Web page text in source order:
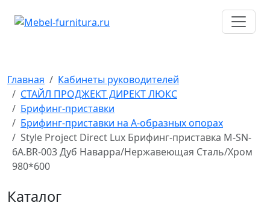
Главная
Кабинеты руководителей
СТАЙЛ ПРОДЖЕКТ ДИРЕКТ ЛЮКС
Брифинг-приставки
Брифинг-приставки на А-образных опорах
Style Project Direct Lux Брифинг-приставка M-SN-
6A.BR-003 Дуб Наварра/Нержавеющая Сталь/Хром
980*600
Каталог